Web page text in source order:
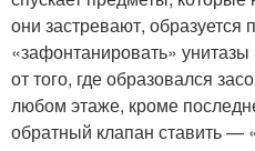
они застревают, образуется
«зафонтанировать»
от того, где образовался
любом этаже, кроме
обратный клапан ставить —